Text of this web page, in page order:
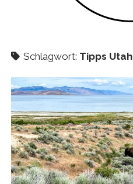
Schlagwort: Tipps Utah